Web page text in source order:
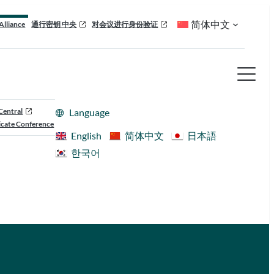
通行密钥 中央 对会议进行身份验证 简体中文
Conference
Language
English
简体中文
日本語
한국어